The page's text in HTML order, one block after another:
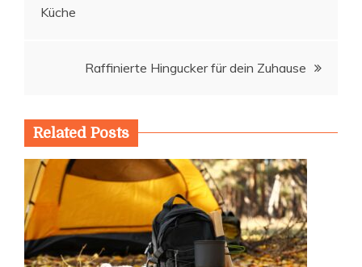
Küche
Raffinierte Hingucker für dein Zuhause
Related Posts